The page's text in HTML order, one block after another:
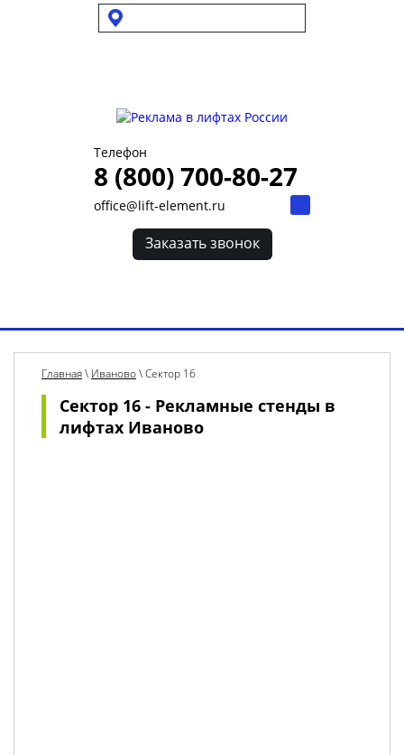
Телефон
8 (800) 700-80-27
office@lift-element.ru
Заказать звонок
Главная\ Иваново\Сектор 16
Сектор 16 - Рекламные стенды в
лифтах Иваново